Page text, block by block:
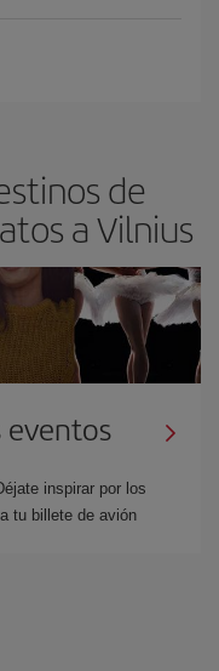
de
a Vilnius
eventos
inspirar por los
tu billete de avión